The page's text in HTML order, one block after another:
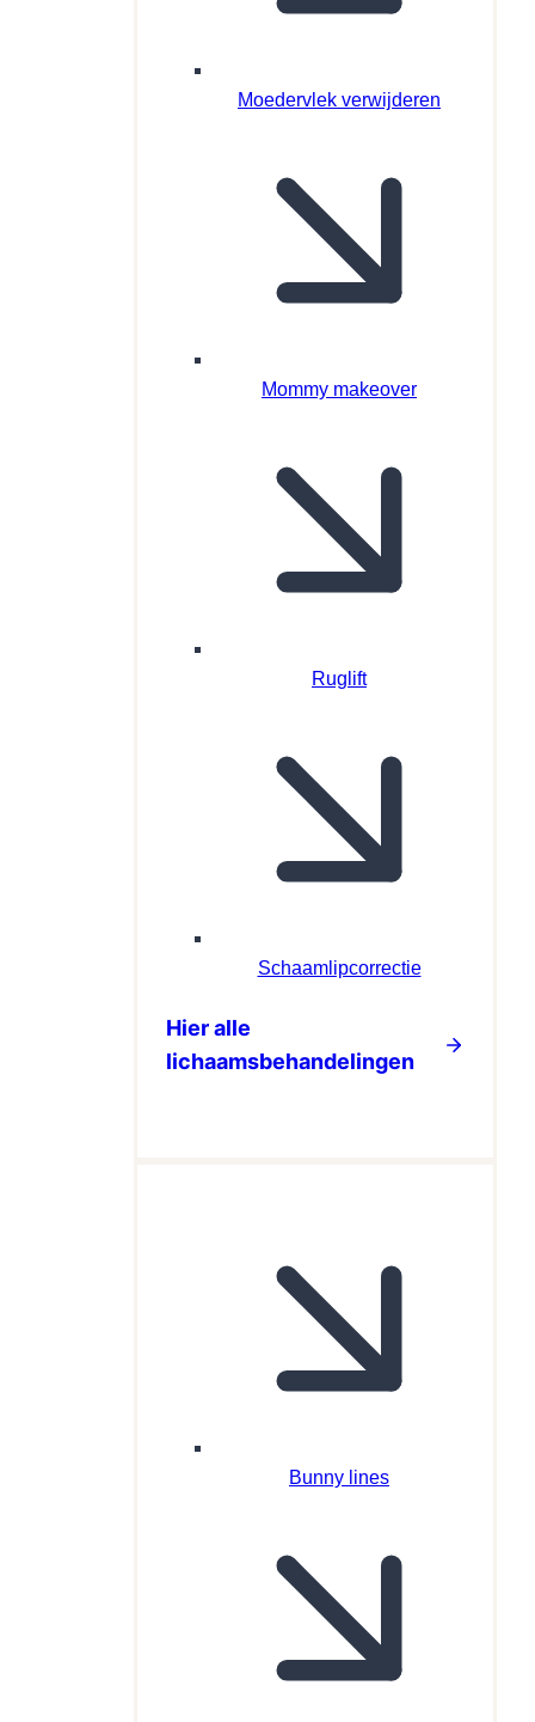
Moedervlek verwijderen
Mommy makeover
Ruglift
Schaamlipcorrectie
Hier alle
lichaamsbehandelingen
Bunny lines